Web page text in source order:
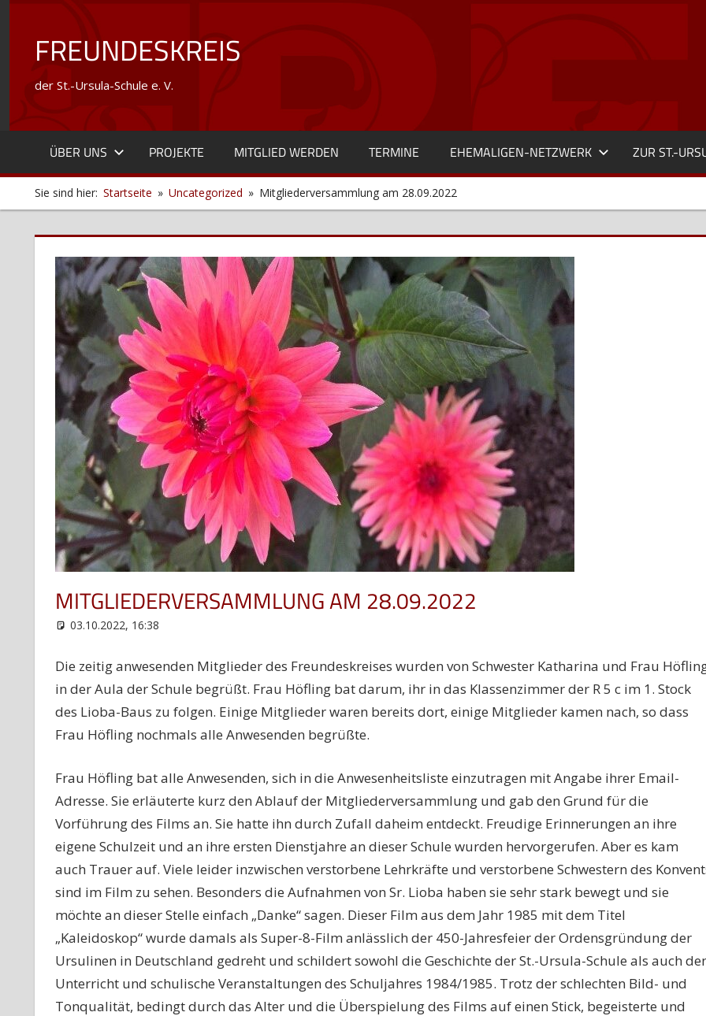
springenFREUNDESKREIS
der St.-Ursula-Schule e. V.
ÜBER UNS PROJEKTE MITGLIED WERDEN TERMINE EHEMALIGEN-NETZWERK ZUR ST.-
Sie sind hier: Startseite Uncategorized Mitgliederversammlung am 28.09.2022
MITGLIEDERVERSAMMLUNG AM 28.09.2022
03.10.2022, 16:38
Die zeitig anwesenden Mitglieder des Freundeskreises wurden von Schwester Katharina und Frau
in der Aula der Schule begrüßt. Frau Höfling bat darum, ihr in das Klassenzimmer der R 5 c im 1. Stock
des Lioba-Baus zu folgen. Einige Mitglieder waren bereits dort, einige Mitglieder kamen nach, so dass
Frau Höfling nochmals alle Anwesenden begrüßte.
Frau Höfling bat alle Anwesenden, sich in die Anwesenheitsliste einzutragen mit Angabe ihrer Email-
Adresse. Sie erläuterte kurz den Ablauf der Mitgliederversammlung und gab den Grund für die
Vorführung des Films an. Sie hatte ihn durch Zufall daheim entdeckt. Freudige Erinnerungen an ihre
eigene Schulzeit und an ihre ersten Dienstjahre an dieser Schule wurden hervorgerufen. Aber es kam
auch Trauer auf. Viele leider inzwischen verstorbene Lehrkräfte und verstorbene Schwestern des
sind im Film zu sehen. Besonders die Aufnahmen von Sr. Lioba haben sie sehr stark bewegt und sie
möchte an dieser Stelle einfach „Danke“ sagen. Dieser Film aus dem Jahr 1985 mit dem Titel
„Kaleidoskop“ wurde damals als Super-8-Film anlässlich der 450-Jahresfeier der Ordensgründung der
Ursulinen in Deutschland gedreht und schildert sowohl die Geschichte der St.-Ursula-Schule als auch
Unterricht und schulische Veranstaltungen des Schuljahres 1984/1985. Trotz der schlechten Bild- und
Tonqualität, bedingt durch das Alter und die Überspielung des Films auf einen Stick, begeisterte und
Mitgliederversammlung am
28. Mai 2025
…